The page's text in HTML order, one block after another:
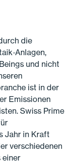
die
Anlagen,
und nicht
ist in der
Emissionen
Swiss Prime
Jahr in Kraft
verschiedenen
einer